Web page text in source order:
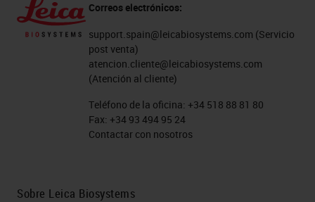
Correos electrónicos:
support.spain@leicabiosystems.com (Servicio
post venta)
atencion.cliente@leicabiosystems.com
(Atención al cliente)
Teléfono de la oficina: +34 518 88 81 80
Fax: +34 93 494 95 24
Contactar con nosotros
Sobre Leica Biosystems